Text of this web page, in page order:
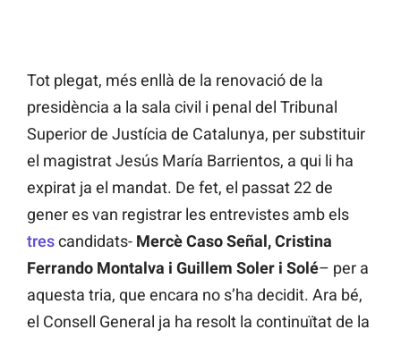
Tot plegat, més enllà de la renovació de la
presidència a la sala civil i penal del Tribunal
Superior de Justícia de Catalunya, per substituir
el magistrat Jesús María Barrientos, a qui li ha
expirat ja el mandat. De fet, el passat 22 de
gener es van registrar les entrevistes amb els
trescandidats- Mercè Caso Señal, Cristina
Ferrando Montalva i Guillem Soler i Solé– per a
aquesta tria, que encara no s’ha decidit. Ara bé,
el Consell General ja ha resolt la continuïtat de la